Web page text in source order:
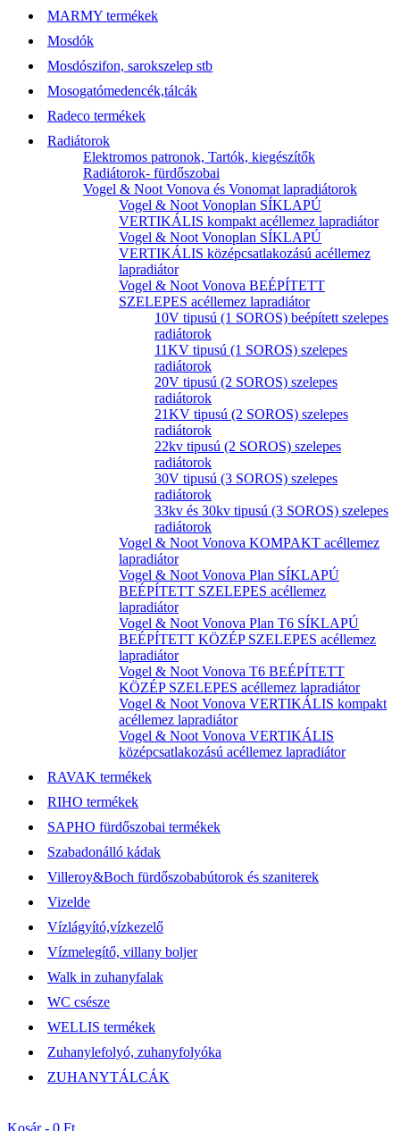
MARMY termékek
Mosdók
Mosdószifon, sarokszelep stb
Mosogatómedencék,tálcák
Radeco termékek
Radiátorok
Elektromos patronok, Tartók, kiegészítők
Radiátorok- fürdőszobai
Vogel & Noot Vonova és Vonomat lapradiátorok
Vogel & Noot Vonoplan SÍKLAPÚ
VERTIKÁLIS kompakt acéllemez lapradiátor
Vogel & Noot Vonoplan SÍKLAPÚ
VERTIKÁLIS középcsatlakozású acéllemez
lapradiátor
Vogel & Noot Vonova BEÉPÍTETT
SZELEPES acéllemez lapradiátor
10V tipusú (1 SOROS) beépített szelepes
radiátorok
11KV tipusú (1 SOROS) szelepes
radiátorok
20V tipusú (2 SOROS) szelepes
radiátorok
21KV tipusú (2 SOROS) szelepes
radiátorok
22kv tipusú (2 SOROS) szelepes
radiátorok
30V tipusú (3 SOROS) szelepes
radiátorok
33kv és 30kv tipusú (3 SOROS) szelepes
radiátorok
Vogel & Noot Vonova KOMPAKT acéllemez
lapradiátor
Vogel & Noot Vonova Plan SÍKLAPÚ
BEÉPÍTETT SZELEPES acéllemez
lapradiátor
Vogel & Noot Vonova Plan T6 SÍKLAPÚ
BEÉPÍTETT KÖZÉP SZELEPES acéllemez
lapradiátor
Vogel & Noot Vonova T6 BEÉPÍTETT
KÖZÉP SZELEPES acéllemez lapradiátor
Vogel & Noot Vonova VERTIKÁLIS kompakt
acéllemez lapradiátor
Vogel & Noot Vonova VERTIKÁLIS
középcsatlakozású acéllemez lapradiátor
RAVAK termékek
RIHO termékek
SAPHO fürdőszobai termékek
Szabadonálló kádak
Villeroy&Boch fürdőszobabútorok és szaniterek
Vizelde
Vízlágyító,vízkezelő
Vízmelegítő, villany boljer
Walk in zuhanyfalak
WC csésze
WELLIS termékek
Zuhanylefolyó, zuhanyfolyóka
ZUHANYTÁLCÁK